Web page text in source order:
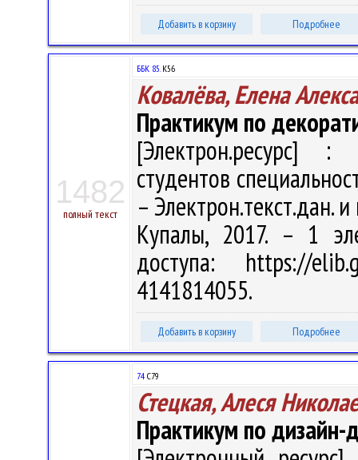
Добавить в корзину Подробнее
1482
полный текст
ББК 85.К56
Ковалёва, Елена
Практикум по
[Электрон.ресурс] :
студентов
– Электрон.текст.дан.
Купалы, 2017. – 1
доступа: https://
4141814055.
Добавить в корзину Подробнее
74 С79
Стецкая, Алеся
Практикум по дизайн-